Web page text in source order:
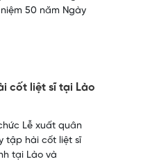
50 năm Ngày
cốt liệt sĩ tại Lào
Lễ xuất quân
tập hài cốt liệt sĩ
tại Lào và